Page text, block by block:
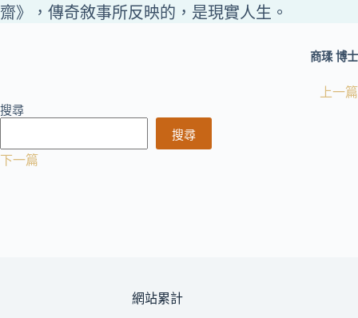
齋》，傳奇敘事所反映的，是現實人生。
商瑈 博士
上一篇
搜尋
搜尋
下一篇
網站累計